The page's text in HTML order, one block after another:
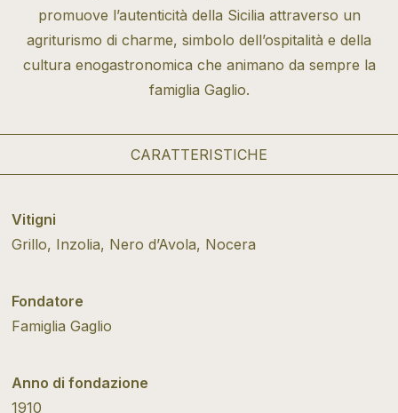
promuove l’autenticità della Sicilia attraverso un
agriturismo di charme, simbolo dell’ospitalità e della
cultura enogastronomica che animano da sempre la
famiglia Gaglio.
CARATTERISTICHE
Vitigni
Grillo, Inzolia, Nero d’Avola, Nocera
Fondatore
Famiglia Gaglio
Anno di fondazione
1910